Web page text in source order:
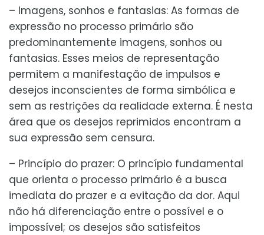
– Imagens, sonhos e fantasias: As formas de
expressão no processo primário são
predominantemente imagens, sonhos ou
fantasias. Esses meios de representação
permitem a manifestação de impulsos e
desejos inconscientes de forma simbólica e
sem as restrições da realidade externa. É nesta
área que os desejos reprimidos encontram a
sua expressão sem censura.
– Princípio do prazer: O princípio fundamental
que orienta o processo primário é a busca
imediata do prazer e a evitação da dor. Aqui
não há diferenciação entre o possível e o
impossível; os desejos são satisfeitos